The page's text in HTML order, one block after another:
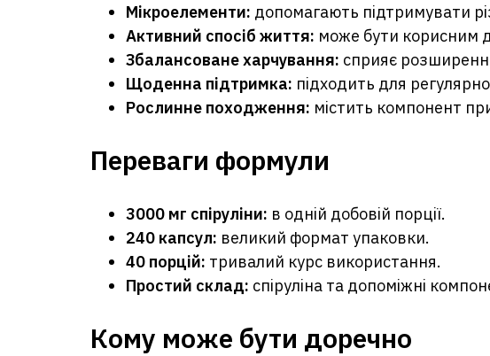
Мікроелементи: допомагають підтримувати
Активний спосіб життя: може бути корисним
Збалансоване харчування: сприяє
Щоденна підтримка: підходить для
Рослинне походження: містить компонент
Переваги формули
3000 мг спіруліни: в одній добовій порції.
240 капсул: великий формат упаковки.
40 порцій: тривалий курс використання.
Простий склад: спіруліна та допоміжні
Кому може бути доречно